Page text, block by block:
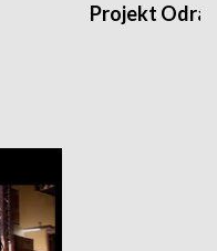
Projekt Odra